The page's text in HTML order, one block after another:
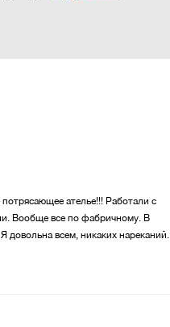
ателье!!! Работали с
Вообще все по фабричному. В
довольна всем, никаких нареканий.